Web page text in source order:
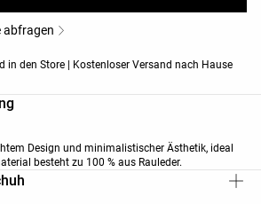
abfragen
in den Store | Kostenloser Versand nach Hause
Design und minimalistischer Ästhetik, ideal
besteht zu 100 % aus Rauleder.